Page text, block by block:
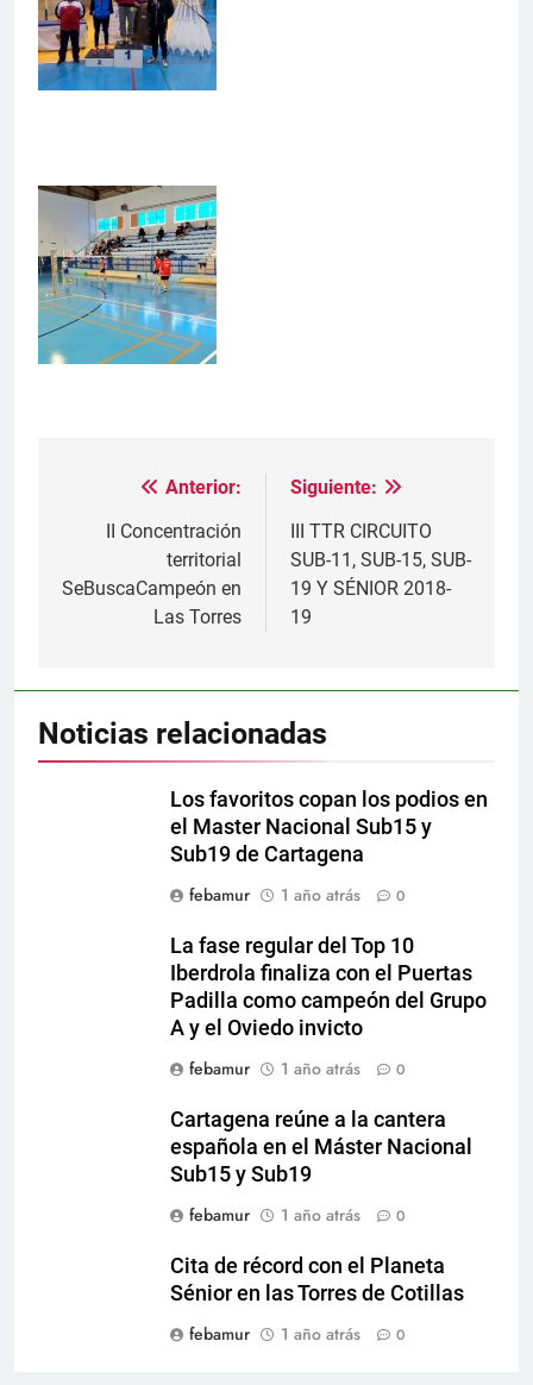
Navegación
entradas
Anterior:
II Concentración
territorial
SeBuscaCampeón en
Las Torres
Siguiente:
III TTR CIRCUITO
SUB-11, SUB-15, SUB-
19 Y SÉNIOR 2018-
19
Noticias relacionadas
Los favoritos copan los podios en
el Master Nacional Sub15 y
Sub19 de Cartagena
febamur
1 año atrás 0
La fase regular del Top 10
Iberdrola finaliza con el Puertas
Padilla como campeón del Grupo
A y el Oviedo invicto
febamur
1 año atrás 0
Cartagena reúne a la cantera
española en el Máster Nacional
Sub15 y Sub19
febamur
1 año atrás 0
Cita de récord con el Planeta
Sénior en las Torres de Cotillas
febamur
1 año atrás 0